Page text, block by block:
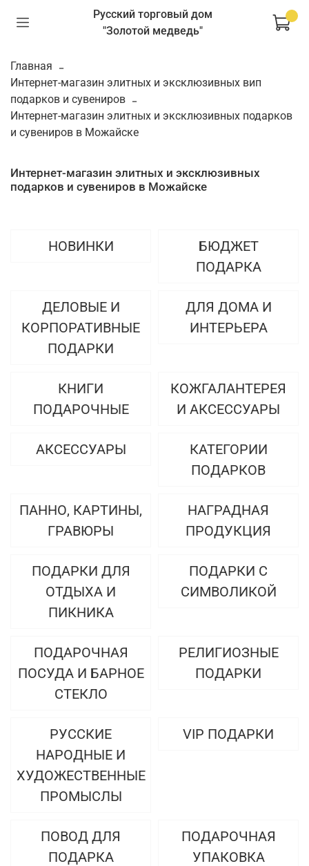
Русский торговый дом
"Золотой медведь"
Главная
Интернет-магазин элитных и эксклюзивных вип
подарков и сувениров
Интернет-магазин элитных и эксклюзивных подарков
и сувениров в Можайске
Интернет-магазин элитных и эксклюзивных
подарков и сувениров в Можайске
НОВИНКИ
БЮДЖЕТ
ПОДАРКА
ДЕЛОВЫЕ И
КОРПОРАТИВНЫЕ
ПОДАРКИ
ДЛЯ ДОМА И
ИНТЕРЬЕРА
КНИГИ
ПОДАРОЧНЫЕ
КОЖГАЛАНТЕРЕЯ
И АКСЕССУАРЫ
АКСЕССУАРЫ
КАТЕГОРИИ
ПОДАРКОВ
ПАННО, КАРТИНЫ,
ГРАВЮРЫ
НАГРАДНАЯ
ПРОДУКЦИЯ
ПОДАРКИ ДЛЯ
ОТДЫХА И
ПИКНИКА
ПОДАРКИ С
СИМВОЛИКОЙ
ПОДАРОЧНАЯ
ПОСУДА И БАРНОЕ
СТЕКЛО
РЕЛИГИОЗНЫЕ
ПОДАРКИ
РУССКИЕ
НАРОДНЫЕ И
ХУДОЖЕСТВЕННЫЕ
ПРОМЫСЛЫ
VIP ПОДАРКИ
ПОВОД ДЛЯ
ПОДАРКА
ПОДАРОЧНАЯ
УПАКОВКА